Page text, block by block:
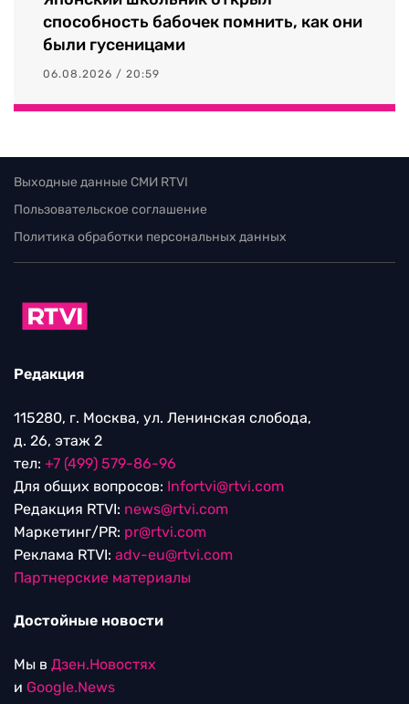
способность бабочек помнить, как они
были гусеницами
06.08.2026 / 20:59
Выходные данные СМИ RTVI
Пользовательское соглашение
Политика обработки персональных данных
Редакция
115280, г. Москва, ул. Ленинская слобода,
д. 26, этаж 2
тел: +7 (499) 579-86-96
Для общих вопросов: Infortvi@rtvi.com
Редакция RTVI: news@rtvi.com
Маркетинг/PR: pr@rtvi.com
Реклама RTVI: adv-eu@rtvi.com
Партнерские материалы
Достойные новости
Мы в Дзен.Новостях
и Google.News